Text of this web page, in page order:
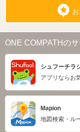
ONE COMPATHのサ
シュフーチラ
アプリならお
Mapion
地図検索・ル